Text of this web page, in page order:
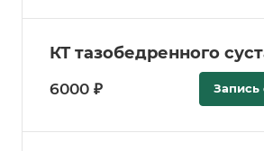
КТ тазобедренного
6000 ₽ Запись